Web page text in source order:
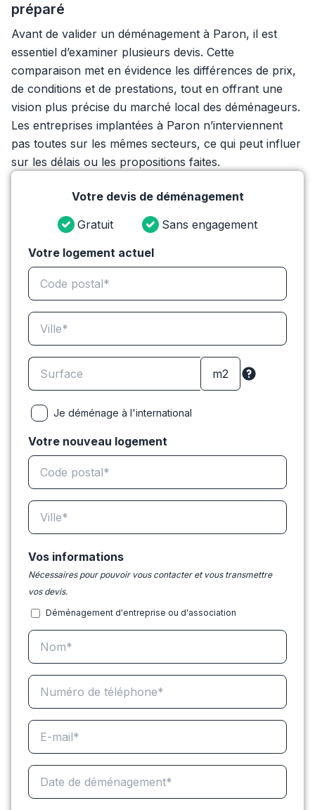
préparé
Avant de valider un déménagement à Paron, il est
essentiel d’examiner plusieurs devis. Cette
comparaison met en évidence les différences de prix,
de conditions et de prestations, tout en offrant une
vision plus précise du marché local des déménageurs.
Les entreprises implantées à Paron n’interviennent
pas toutes sur les mêmes secteurs, ce qui peut influer
sur les délais ou les propositions faites.
Votre devis de déménagement
Gratuit
Sans engagement
Votre logement actuel
Je déménage à l'international
Votre nouveau logement
Vos informations
Nécessaires pour pouvoir vous contacter et vous transmettre
vos devis.
Déménagement d'entreprise ou d'association